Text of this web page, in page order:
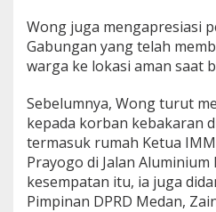
Wong juga mengapresiasi
Gabungan yang telah
warga ke lokasi aman saat
Sebelumnya, Wong turut
kepada korban kebakaran
termasuk rumah Ketua
Prayogo di Jalan Aluminium
kesempatan itu, ia juga
Pimpinan DPRD Medan,